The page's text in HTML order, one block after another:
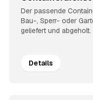
Der passende
Bau-, Sperr- oder
geliefert und abgeholt.
Details